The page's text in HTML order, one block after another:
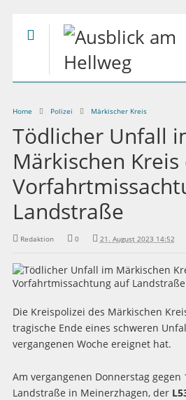
Home Polizei Märkischer Kreis
Tödlicher Unfall
Märkischen Kreis
Landstraße
Redaktion 0 21. August 2023 14:52
Die Kreispolizei des Märkischen
tragische Ende eines schweren
vergangenen Woche ereignet hat.
Am vergangenen Donnerstag
Landstraße in Meinerzhagen, der